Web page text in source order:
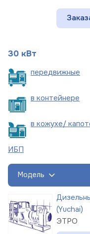
30 кВт
передвижные
в контейнере
в кожухе/
ИБП
Модель
(Yuchai)
ЭТРО